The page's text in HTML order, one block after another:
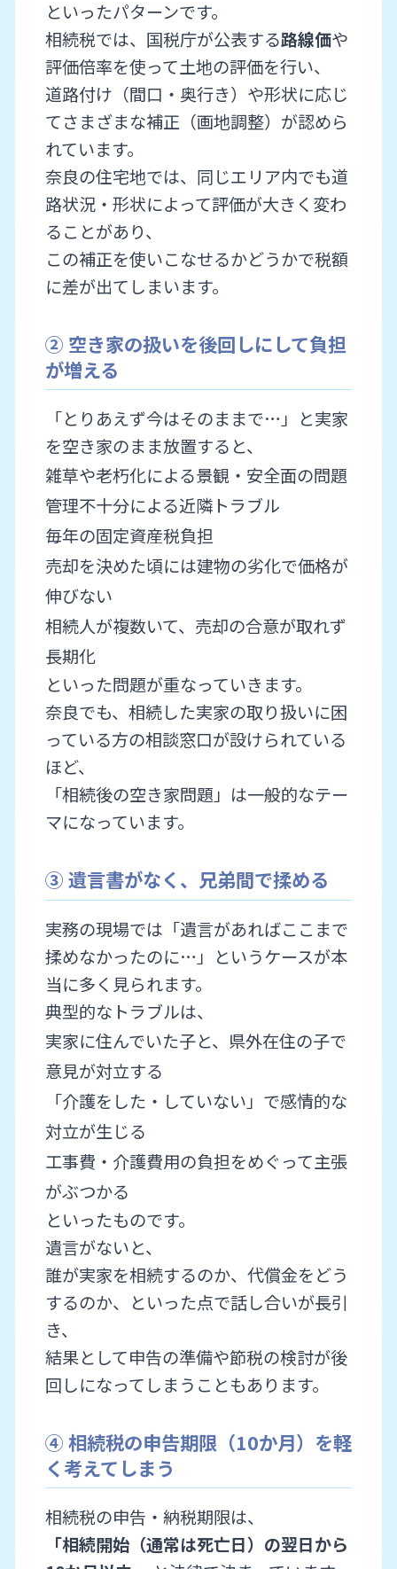
といったパターンです。
相続税では、国税庁が公表する路線価や
評価倍率を使って土地の評価を行い、
道路付け（間口・奥行き）や形状に応じ
てさまざまな補正（画地調整）が認めら
れています。
奈良の住宅地では、同じエリア内でも道
路状況・形状によって評価が大きく変わ
ることがあり、
この補正を使いこなせるかどうかで税額
に差が出てしまいます。
② 空き家の扱いを後回しにして負担
が増える
「とりあえず今はそのままで…」と実家
を空き家のまま放置すると、
雑草や老朽化による景観・安全面の問題
管理不十分による近隣トラブル
毎年の固定資産税負担
売却を決めた頃には建物の劣化で価格が
伸びない
相続人が複数いて、売却の合意が取れず
長期化
といった問題が重なっていきます。
奈良でも、相続した実家の取り扱いに困
っている方の相談窓口が設けられている
ほど、
「相続後の空き家問題」は一般的なテー
マになっています。
③ 遺言書がなく、兄弟間で揉める
実務の現場では「遺言があればここまで
揉めなかったのに…」というケースが本
当に多く見られます。
典型的なトラブルは、
実家に住んでいた子と、県外在住の子で
意見が対立する
「介護をした・していない」で感情的な
対立が生じる
工事費・介護費用の負担をめぐって主張
がぶつかる
といったものです。
遺言がないと、
誰が実家を相続するのか、代償金をどう
するのか、といった点で話し合いが長引
き、
結果として申告の準備や節税の検討が後
回しになってしまうこともあります。
④ 相続税の申告期限（10か月）を軽
く考えてしまう
相続税の申告・納税期限は、
「相続開始（通常は死亡日）の翌日から